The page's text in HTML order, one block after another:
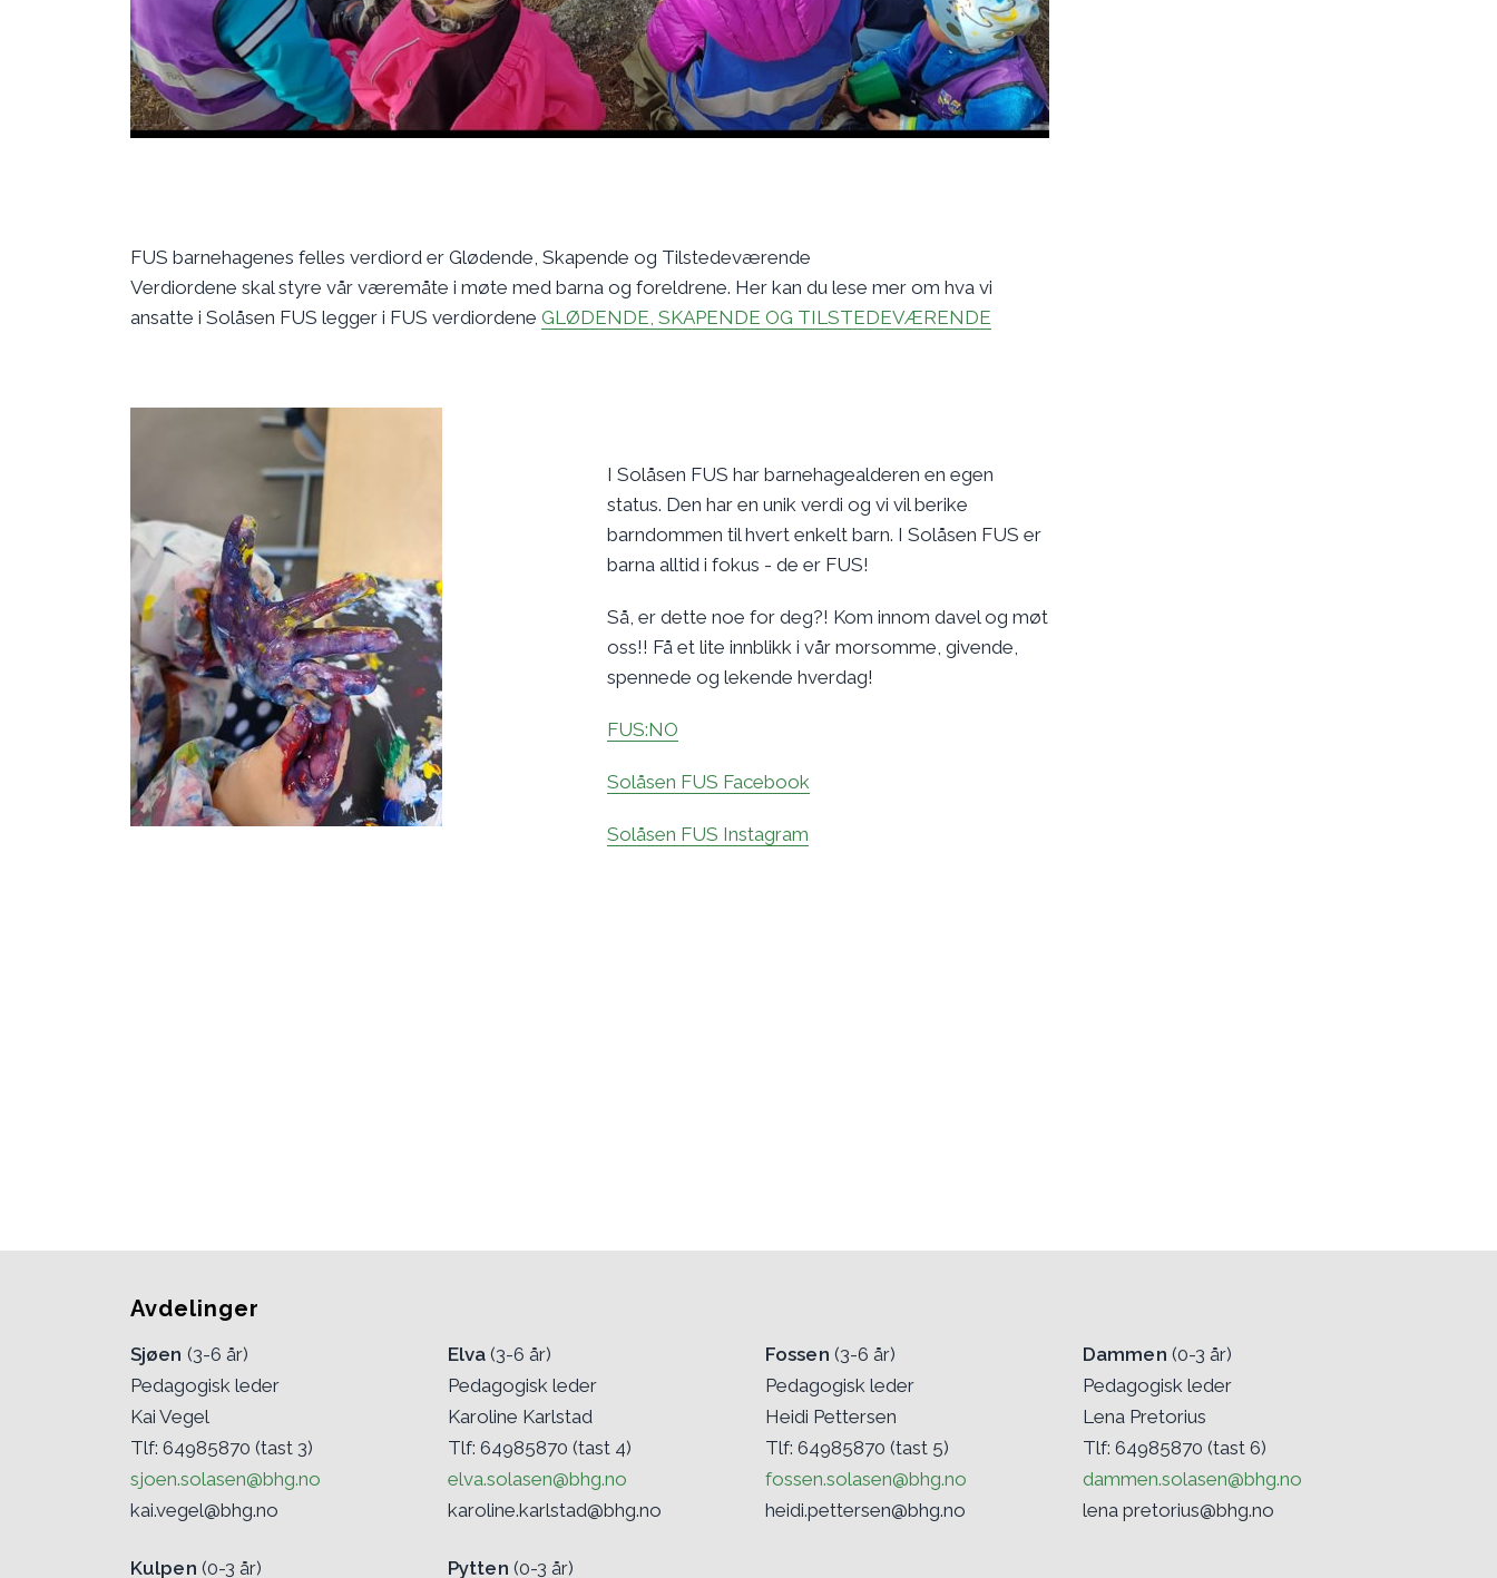
FUS barnehagenes felles verdiord er Glødende, Skapende og Tilstedeværende
Verdiordene skal styre vår væremåte i møte med barna og foreldrene. Her kan du lese mer om hva vi
ansatte i Solåsen FUS legger i FUS verdiordene GLØDENDE, SKAPENDE OG TILSTEDEVÆRENDE
I Solåsen FUS har barnehagealderen en egen
status. Den har en unik verdi og vi vil berike
barndommen til hvert enkelt barn. I Solåsen FUS er
barna alltid i fokus - de er FUS!
Så, er dette noe for deg?! Kom innom davel og møt
oss!! Få et lite innblikk i vår morsomme, givende,
spennede og lekende hverdag!
FUS:NO
Solåsen FUS Facebook
Solåsen FUS Instagram
Avdelinger
Sjøen (3-6 år)
Pedagogisk leder
Kai Vegel
Tlf: 64985870 (tast 3)
sjoen.solasen@bhg.no
kai.vegel@bhg.no
Elva (3-6 år)
Pedagogisk leder
Karoline Karlstad
Tlf: 64985870 (tast 4)
elva.solasen@bhg.no
karoline.karlstad@bhg.no
Fossen (3-6 år)
Pedagogisk leder
Heidi Pettersen
Tlf: 64985870 (tast 5)
fossen.solasen@bhg.no
heidi.pettersen@bhg.no
Dammen (0-3 år)
Pedagogisk leder
Lena Pretorius
Tlf: 64985870 (tast 6)
dammen.solasen@bhg.no
lena pretorius@bhg.no
Kulpen (0-3 år) Pytten (0-3 år)